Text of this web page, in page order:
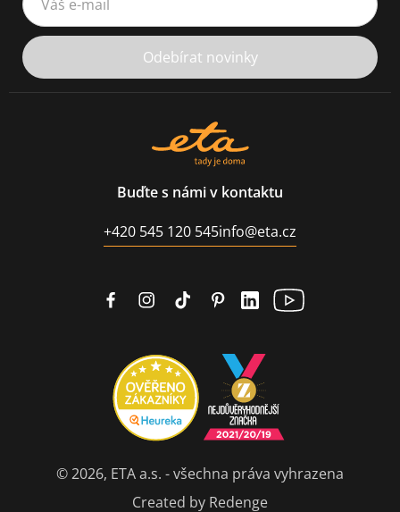
Odebírat novinky
Buďte s námi v kontaktu
+420 545 120 545info@eta.cz
© 2026, ETA a.s. - všechna práva vyhrazena
Created by Redenge